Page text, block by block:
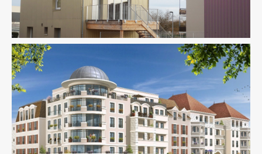
Acoustique AMO Logement